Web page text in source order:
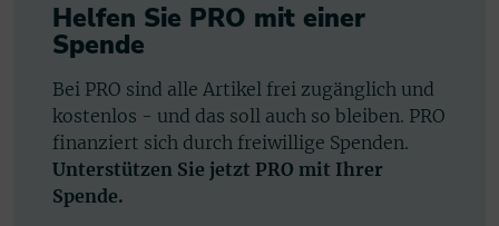
Helfen Sie PRO mit einer
Spende
Bei PRO sind alle Artikel frei zugänglich und
kostenlos - und das soll auch so bleiben. PRO
finanziert sich durch freiwillige Spenden.
Unterstützen Sie jetzt PRO mit Ihrer
Spende.